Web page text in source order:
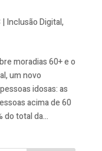
|Inclusão Digital,
moradias 60+ e o
um novo
idosas: as
acima de 60
do total da...